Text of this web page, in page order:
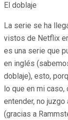
El doblaje
La serie se ha
vistos de Netflix
es una serie que
en inglés
doblaje), esto,
lo que en mi
entender, no
(gracias a